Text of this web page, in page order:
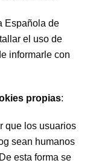
Española de
el uso de
informarle con
propias:
que los usuarios
sean humanos
esta forma se